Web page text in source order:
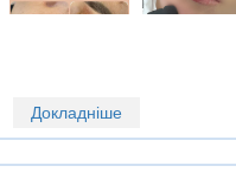
Докладніше